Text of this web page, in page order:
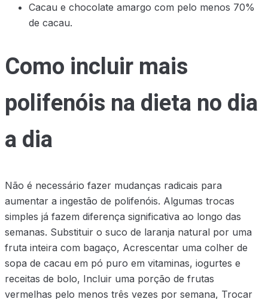
Cacau e chocolate amargo com pelo menos 70%
de cacau.
Como incluir mais
polifenóis na dieta no dia
a dia
Não é necessário fazer mudanças radicais para
aumentar a ingestão de polifenóis. Algumas trocas
simples já fazem diferença significativa ao longo das
semanas. Substituir o suco de laranja natural por uma
fruta inteira com bagaço, Acrescentar uma colher de
sopa de cacau em pó puro em vitaminas, iogurtes e
receitas de bolo, Incluir uma porção de frutas
vermelhas pelo menos três vezes por semana, Trocar